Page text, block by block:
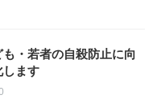
・若者の自殺防止に向
します